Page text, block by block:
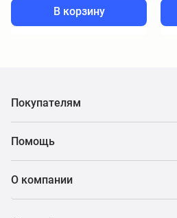
В корзину
Покупателям
Помощь
О компании